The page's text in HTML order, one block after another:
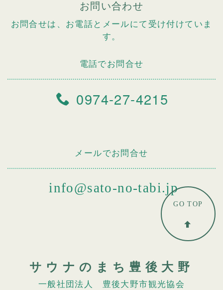
お問い合わせ
お問合せは、お電話とメールにて受け付けていま
す。
電話でお問合せ
0974-27-4215
メールでお問合せ
info@sato-no-tabi.jp
GO TOP
サウナのまち豊後大野
一般社団法人 豊後大野市観光協会